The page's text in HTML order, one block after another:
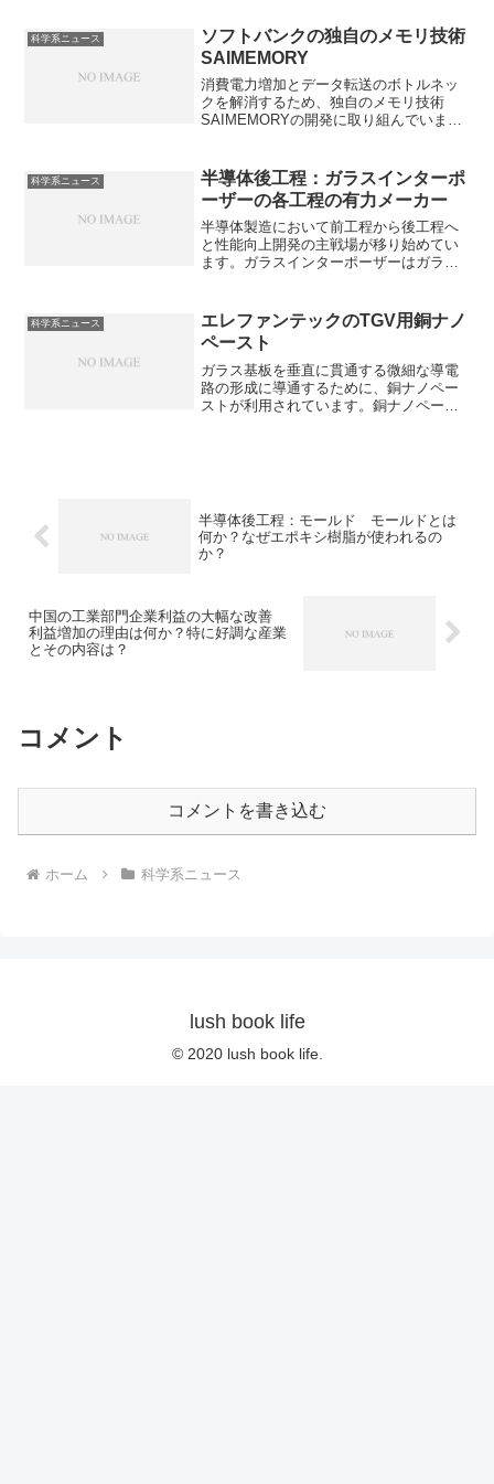
の効果があるのかを知ることができま
す。
科学系ニュース
ソフトバンクの独自のメモリ技術
SAIMEMORY
消費電力増加とデータ転送のボトルネッ
クを解消するため、独自のメモリ技術
SAIMEMORYの開発に取り組んでいま
科学系ニュース
半導体後工程：ガラスインターポ
ーザーの各工程の有力メーカー
半導体製造において前工程から後工程へ
と性能向上開発の主戦場が移り始めてい
ます。ガラスインターポーザーはガラス
近い、大面積で安価に製造できるなどの
特徴を持っています。ガラスインターポ
ーザーの各工程における有力メーカーは
どこか知ることができます。
科学系ニュース
エレファンテックのTGV用銅ナノ
ペースト
ガラス基板を垂直に貫通する微細な導電
路の形成に導通するために、銅ナノペー
ストが利用されています。銅ナノペース
半導体後工程：モールド モールドとは
何か？なぜエポキシ樹脂が使われるの
か？
中国の工業部門企業利益の大幅な改善
利益増加の理由は何か？特に好調な産業
とその内容は？
コメント
コメントを書き込む
ホーム 科学系ニュース
lush book life
© 2020 lush book life.